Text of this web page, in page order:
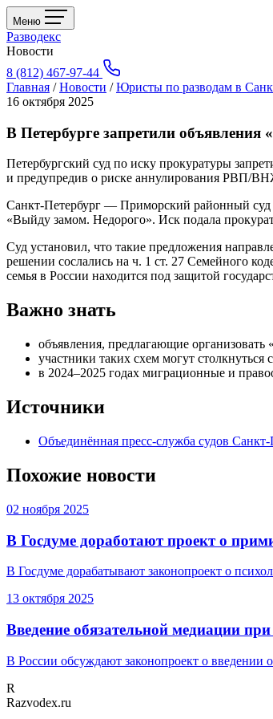
Меню
Разводекс
Новости
8 (812) 467-97-44
Главная / Новости / Юристы по разводам в
16 октября 2025
В Петербурге запретили
Петербургский суд по иску прокуратуры
и предупредив о риске аннулирования РВП/
Санкт‑Петербург — Приморский районный суд
«Выйду замом. Недорого». Иск подала
Суд установил, что такие предложения
решении сослались на ч. 1 ст. 27 Семейного
семья в России находится под защитой
Важно знать
объявления, предлагающие
участники таких схем могут
в 2024–2025 годах миграционные и
Источники
Объединённая пресс-служба судов Санкт-
Похожие новости
02 ноября 2025
В Госдуме доработают проект о
В Госдуме дорабатывают законопроект о
13 октября 2025
Введение обязательной медиации при
В России обсуждают законопроект о введении
R
Razvodex.ru